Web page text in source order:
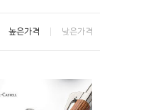
높은가격 낮은가격